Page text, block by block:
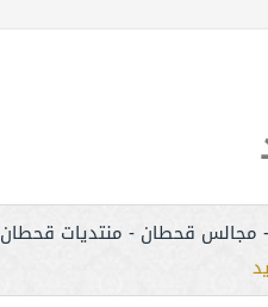
قحطان - منتديات قحطان